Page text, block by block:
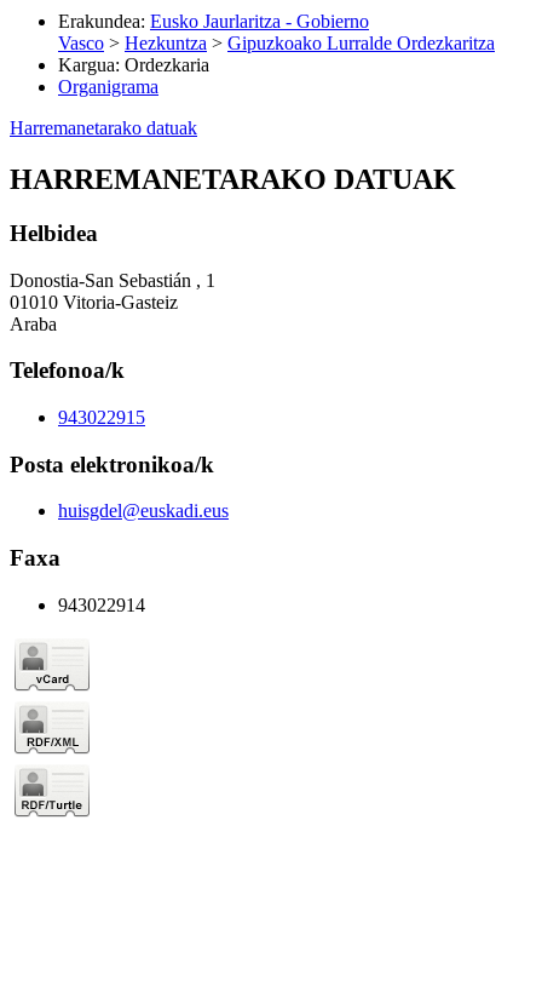
Erakundea: Eusko Jaurlaritza - Gobierno
Vasco > Hezkuntza > Gipuzkoako Lurralde Ordezkaritza
Kargua: Ordezkaria
Organigrama
Harremanetarako datuak
HARREMANETARAKO DATUAK
Helbidea
Donostia-San Sebastián , 1
01010 Vitoria-Gasteiz
Araba
Telefonoa/k
943022915
Posta elektronikoa/k
huisgdel@euskadi.eus
Faxa
943022914